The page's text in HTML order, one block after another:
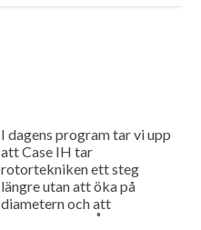
I dagens program tar vi upp
att Case IH tar
rotortekniken ett steg
längre utan att öka på
diametern och att
salladsodlaren Åhus Grönt